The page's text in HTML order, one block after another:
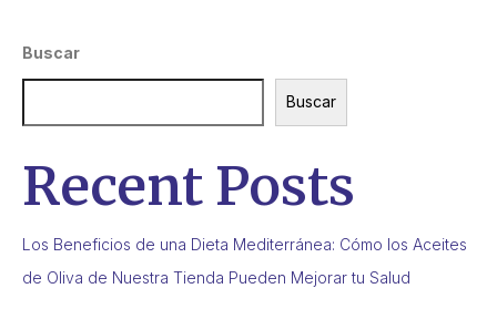
Buscar
Buscar
Recent Posts
Los Beneficios de una Dieta Mediterránea: Cómo los Aceites
de Oliva de Nuestra Tienda Pueden Mejorar tu Salud